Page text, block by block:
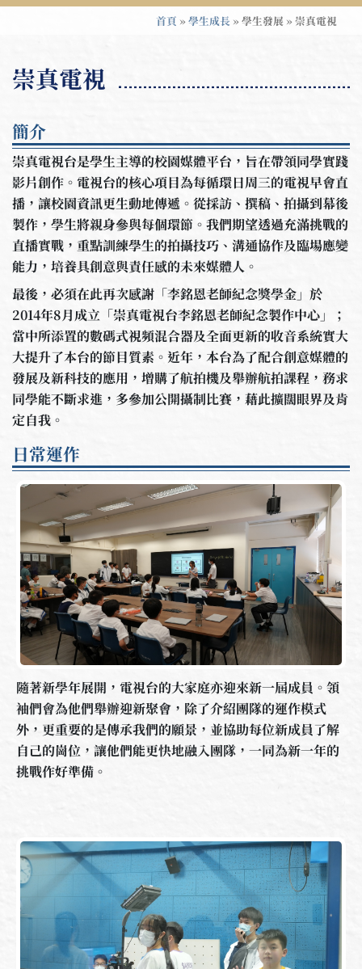
首頁 »學生成長 »學生發展 »崇真電視
崇真電視
簡介
崇真電視台是學生主導的校園媒體平台，旨在帶領同學實踐
影片創作。電視台的核心項目為每循環日周三的電視早會直
播，讓校園資訊更生動地傳遞。從採訪、撰稿、拍攝到幕後
製作，學生將親身參與每個環節。我們期望透過充滿挑戰的
直播實戰，重點訓練學生的拍攝技巧、溝通協作及臨場應變
能力，培養具創意與責任感的未來媒體人。
最後，必須在此再次感謝「李銘恩老師紀念獎學金」於
2014年8月成立「崇真電視台李銘恩老師紀念製作中心」；
當中所添置的數碼式視頻混合器及全面更新的收音系統實大
大提升了本台的節目質素。近年，本台為了配合創意媒體的
發展及新科技的應用，增購了航拍機及舉辦航拍課程，務求
同學能不斷求進，多參加公開攝制比賽，藉此擴闊眼界及肯
定自我。
日常運作
隨著新學年展開，電視台的大家庭亦迎來新一屆成員。領
袖們會為他們舉辦迎新聚會，除了介紹團隊的運作模式
外，更重要的是傳承我們的願景，並協助每位新成員了解
自己的崗位，讓他們能更快地融入團隊，一同為新一年的
挑戰作好準備。